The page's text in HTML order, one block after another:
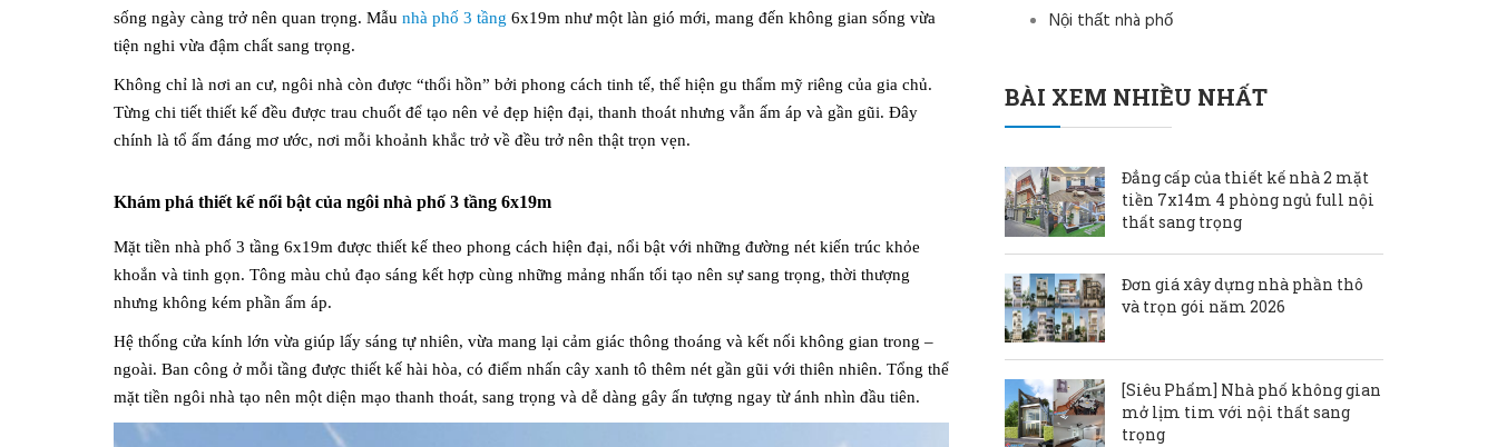
sống ngày càng trở nên quan trọng. Mẫu nhà phố 3 tầng 6x19m như một làn gió mới, mang đến không gian sống vừa
tiện nghi vừa đậm chất sang trọng.
Không chỉ là nơi an cư, ngôi nhà còn được “thổi hồn” bởi phong cách tinh tế, thể hiện gu thẩm mỹ riêng của gia chủ.
Từng chi tiết thiết kế đều được trau chuốt để tạo nên vẻ đẹp hiện đại, thanh thoát nhưng vẫn ấm áp và gần gũi. Đây
chính là tổ ấm đáng mơ ước, nơi mỗi khoảnh khắc trở về đều trở nên thật trọn vẹn.
Khám phá thiết kế nổi bật của ngôi nhà phố 3 tầng 6x19m
Mặt tiền nhà phố 3 tầng 6x19m được thiết kế theo phong cách hiện đại, nổi bật với những đường nét kiến trúc khỏe
khoắn và tinh gọn. Tông màu chủ đạo sáng kết hợp cùng những mảng nhấn tối tạo nên sự sang trọng, thời thượng
nhưng không kém phần ấm áp.
Hệ thống cửa kính lớn vừa giúp lấy sáng tự nhiên, vừa mang lại cảm giác thông thoáng và kết nối không gian trong –
ngoài. Ban công ở mỗi tầng được thiết kế hài hòa, có điểm nhấn cây xanh tô thêm nét gần gũi với thiên nhiên. Tổng thể
mặt tiền ngôi nhà tạo nên một diện mạo thanh thoát, sang trọng và dễ dàng gây ấn tượng ngay từ ánh nhìn đầu tiên.
Nội thất nhà phố
BÀI XEM NHIỀU NHẤT
Đẳng cấp của thiết kế nhà 2 mặt
tiền 7x14m 4 phòng ngủ full nội
thất sang trọng
Đơn giá xây dựng nhà phần thô
và trọn gói năm 2026
[Siêu Phẩm] Nhà phố không gian
mở lịm tim với nội thất sang
trọng